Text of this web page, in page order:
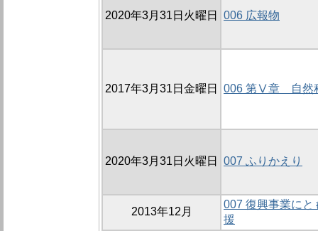
2020年3月31日火曜日 006 広報物
2017年3月31日金曜日 006 第Ⅴ章 自然
2020年3月31日火曜日 007 ふりかえり
2013年12月
007 復興事業にと
援